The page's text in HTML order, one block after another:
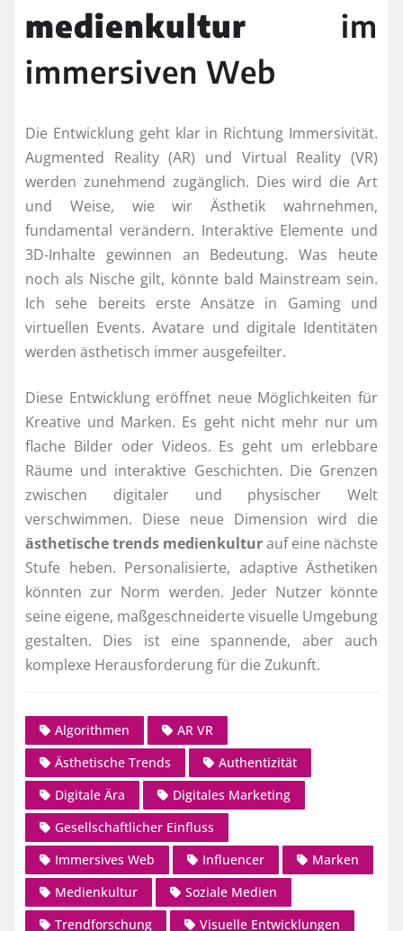
medienkultur im
immersiven Web
Die Entwicklung geht klar in Richtung Immersivität.
Augmented Reality (AR) und Virtual Reality (VR)
werden zunehmend zugänglich. Dies wird die Art
und Weise, wie wir Ästhetik wahrnehmen,
fundamental verändern. Interaktive Elemente und
3D-Inhalte gewinnen an Bedeutung. Was heute
noch als Nische gilt, könnte bald Mainstream sein.
Ich sehe bereits erste Ansätze in Gaming und
virtuellen Events. Avatare und digitale Identitäten
werden ästhetisch immer ausgefeilter.
Diese Entwicklung eröffnet neue Möglichkeiten für
Kreative und Marken. Es geht nicht mehr nur um
flache Bilder oder Videos. Es geht um erlebbare
Räume und interaktive Geschichten. Die Grenzen
zwischen digitaler und physischer Welt
verschwimmen. Diese neue Dimension wird die
ästhetische trends medienkulturauf eine nächste
Stufe heben. Personalisierte, adaptive Ästhetiken
könnten zur Norm werden. Jeder Nutzer könnte
seine eigene, maßgeschneiderte visuelle Umgebung
gestalten. Dies ist eine spannende, aber auch
komplexe Herausforderung für die Zukunft.
Algorithmen
AR VR
Ästhetische Trends
Authentizität
Digitale Ära
Digitales Marketing
Gesellschaftlicher Einfluss
Immersives Web
Influencer
Marken
Medienkultur
Soziale Medien
Trendforschung
Visuelle Entwicklungen